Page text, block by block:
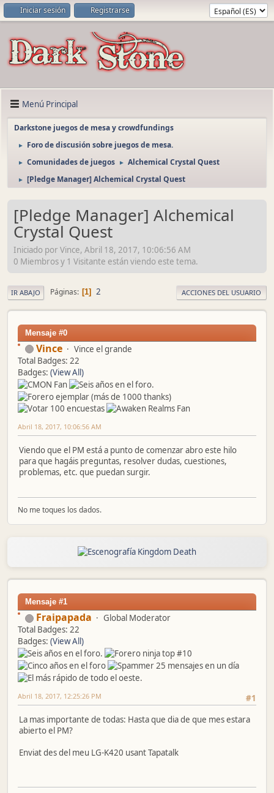
Iniciar sesión Registrarse
Menú Principal
Darkstone juegos de mesa y crowdfundings
► Foro de discusión sobre juegos de mesa.
► Comunidades de juegos ► Alchemical Crystal Quest
► [Pledge Manager] Alchemical Crystal Quest
[Pledge Manager] Alchemical
Crystal Quest
Iniciado por Vince, Abril 18, 2017, 10:06:56 AM
0 Miembros y 1 Visitante están viendo este tema.
IR ABAJO Páginas 1 2 ACCIONES DEL USUARIO
Mensaje #0
Vince
Vince el grande
Total Badges: 22
Badges: (View All)
Abril 18, 2017, 10:06:56 AM
Viendo que el PM está a punto de comenzar abro este hilo
para que hagáis preguntas, resolver dudas, cuestiones,
problemas, etc. que puedan surgir.
No me toques los dados.
Mensaje #1
Fraipapada
Global Moderator
Total Badges: 22
Badges: (View All)
#1
Abril 18, 2017, 12:25:26 PM
La mas importante de todas: Hasta que dia de que mes estara
abierto el PM?
Enviat des del meu LG-K420 usant Tapatalk